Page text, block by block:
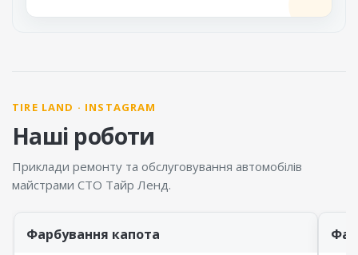
TIRE LAND · INSTAGRAM
Наші роботи
Приклади ремонту та обслуговування автомобілів
майстрами СТО Тайр Ленд.
Фарбування капота